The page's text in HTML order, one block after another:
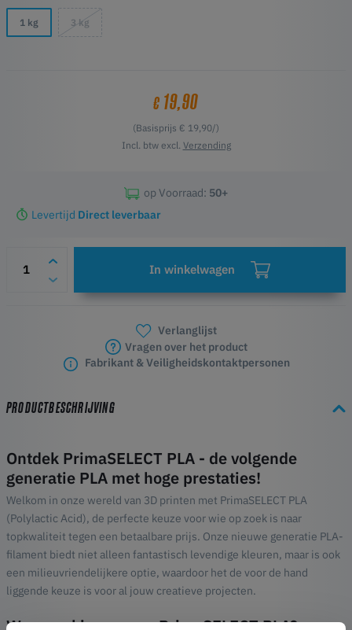
1 kg 3 kg
€ 19,90
(Basisprijs € 19,90/)
Incl. btw excl. Verzending
op Voorraad: 50+
Levertijd Direct leverbaar
In winkelwagen
Verlanglijst
Vragen over het product
Fabrikant & Veiligheidskontaktpersonen
PRODUCTBESCHRIJVING
Ontdek PrimaSELECT PLA - de volgende
generatie PLA met hoge prestaties!
Welkom in onze wereld van 3D printen met PrimaSELECT PLA
(Polylactic Acid), de perfecte keuze voor wie op zoek is naar
topkwaliteit tegen een betaalbare prijs. Onze nieuwe generatie PLA-
filament biedt niet alleen fantastisch levendige kleuren, maar is ook
een milieuvriendelijkere optie, waardoor het de voor de hand
liggende keuze is voor al jouw creatieve projecten.
Waarom kiezen voor PrimaSELECT PLA?